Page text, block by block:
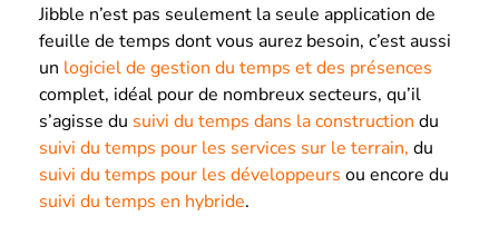
Jibble n’est pas seulement la seule application de
feuille de temps dont vous aurez besoin, c’est aussi
un logiciel de gestion du temps et des présences
complet, idéal pour de nombreux secteurs, qu’il
s’agisse du suivi du temps dans la construction du
suivi du temps pour les services sur le terrain, du
suivi du temps pour les développeurs ou encore du
suivi du temps en hybride.